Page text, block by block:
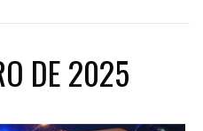
DE 2025